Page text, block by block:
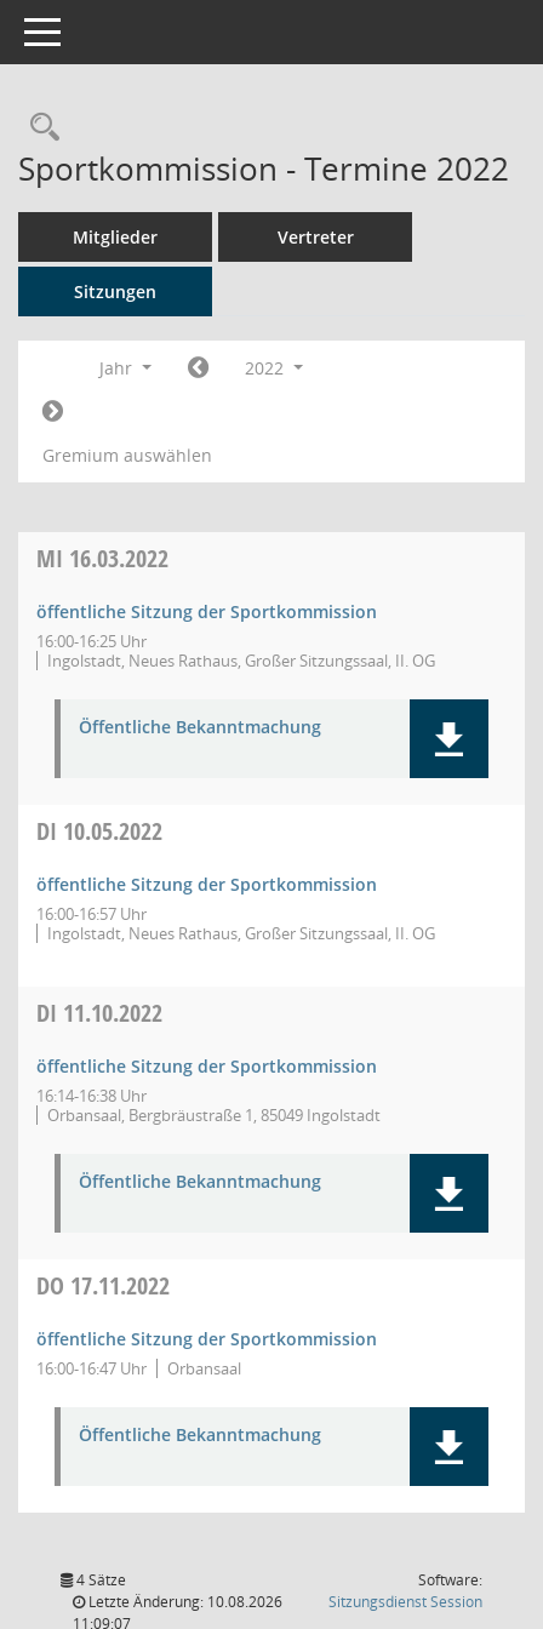
Toggle navigation
Rechercheauswahl
Sportkommission - Termine 2022
Mitglieder Vertreter
Sitzungen
Jahr 2022
Gremium auswählen
MI 16.03.2022
öffentliche Sitzung der Sportkommission
16:00-16:25 Uhr
Ingolstadt, Neues Rathaus, Großer Sitzungssaal, II. OG
Öffentliche Bekanntmachung
DI 10.05.2022
öffentliche Sitzung der Sportkommission
16:00-16:57 Uhr
Ingolstadt, Neues Rathaus, Großer Sitzungssaal, II. OG
DI 11.10.2022
öffentliche Sitzung der Sportkommission
16:14-16:38 Uhr
Orbansaal, Bergbräustraße 1, 85049 Ingolstadt
Öffentliche Bekanntmachung
DO 17.11.2022
öffentliche Sitzung der Sportkommission
16:00-16:47 Uhr Orbansaal
Öffentliche Bekanntmachung
4 Sätze
Letzte Änderung: 10.08.2026
11:09:07
Software:
SitzungsdienstSession(Wird in